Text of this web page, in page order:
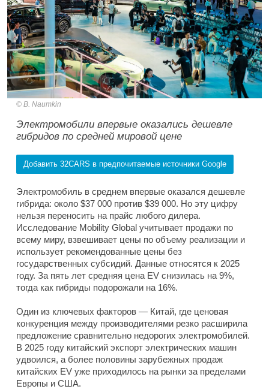
B. Naumkin
Электромобили впервые оказались дешевле
гибридов по средней мировой цене
Добавить 32CARS в предпочитаемые источники Google
Электромобиль в среднем впервые оказался дешевле
гибрида: около $37 000 против $39 000. Но эту цифру
нельзя переносить на прайс любого дилера.
Исследование Mobility Global учитывает продажи по
всему миру, взвешивает цены по объему реализации и
использует рекомендованные цены без
государственных субсидий. Данные относятся к 2025
году. За пять лет средняя цена EV снизилась на 9%,
тогда как гибриды подорожали на 16%.
Один из ключевых факторов — Китай, где ценовая
конкуренция между производителями резко расширила
предложение сравнительно недорогих электромобилей.
В 2025 году китайский экспорт электрических машин
удвоился, а более половины зарубежных продаж
китайских EV уже приходилось на рынки за пределами
Европы и США.